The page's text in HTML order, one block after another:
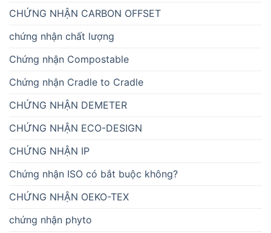
CHỨNG NHẬN CARBON OFFSET
chứng nhận chất lượng
Chứng nhận Compostable
Chứng nhận Cradle to Cradle
CHỨNG NHẬN DEMETER
CHỨNG NHẬN ECO-DESIGN
CHỨNG NHẬN IP
Chứng nhận ISO có bắt buộc không?
CHỨNG NHẬN OEKO-TEX
chứng nhận phyto